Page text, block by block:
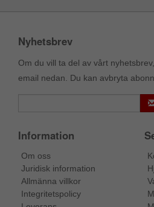
Nyhetsbrev
Om du vill ta del av vårt
email nedan. Du kan avbryta
Information
Om oss
Juridisk information
Allmänna villkor
Integritetspolicy